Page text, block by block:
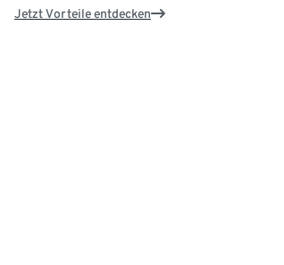
Jetzt Vorteile entdecken